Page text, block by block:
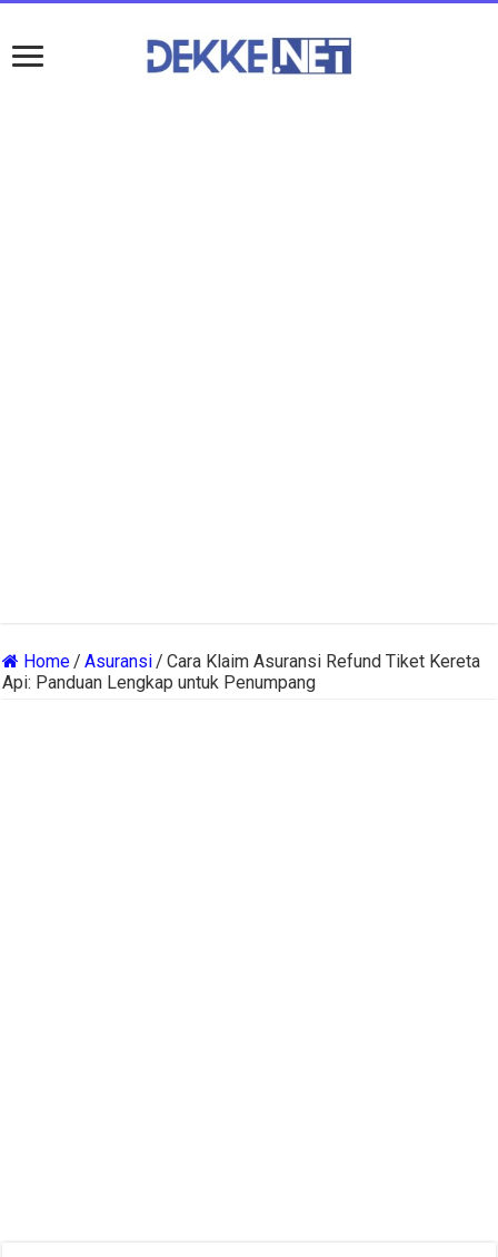
Home/ Asuransi/ Cara Klaim Asuransi Refund Tiket Kereta
Api: Panduan Lengkap untuk Penumpang